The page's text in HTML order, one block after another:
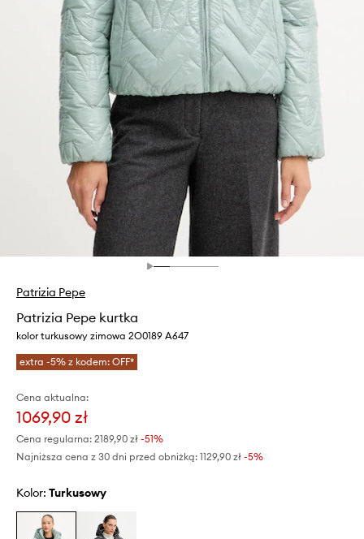
Patrizia Pepe
Patrizia Pepe kurtka
kolor turkusowy zimowa 2O0189 A647
extra -5% z kodem: OFF*
Cena aktualna:
1069,90 zł
Cena regularna: 2189,90 zł -51%
Najniższa cena z 30 dni przed obniżką: 1129,90 zł -5%
Kolor: turkusowy